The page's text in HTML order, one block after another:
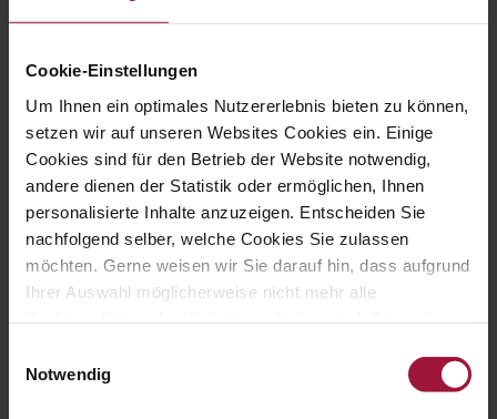
Cookie-Einstellungen
Um Ihnen ein optimales Nutzererlebnis bieten zu können,
setzen wir auf unseren Websites Cookies ein. Einige
Cookies sind für den Betrieb der Website notwendig,
andere dienen der Statistik oder ermöglichen, Ihnen
personalisierte Inhalte anzuzeigen. Entscheiden Sie
nachfolgend selber, welche Cookies Sie zulassen
möchten. Gerne weisen wir Sie darauf hin, dass aufgrund
Ihrer Auswahl möglicherweise nicht mehr alle
Datenschutzerklärung und Cookie Policy.
Notwendig